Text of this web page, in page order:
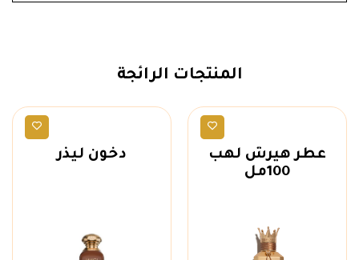
المنتجات الرائجة
عطر هيرش لهب
100مل
دخون ليذر